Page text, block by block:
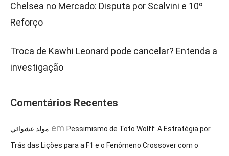
Chelsea no Mercado: Disputa por Scalvini e 10º
Reforço
Troca de Kawhi Leonard pode cancelar? Entenda a
investigação
Comentários Recentes
مولد عشوائي em Pessimismo de Toto Wolff: A Estratégia por
Trás das Lições para a F1 e o Fenômeno Crossover com o